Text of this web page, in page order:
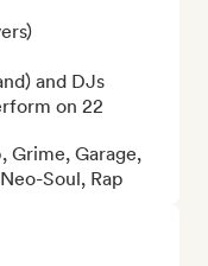
and DJs
on 22
Grime, Garage,
Soul, Rap